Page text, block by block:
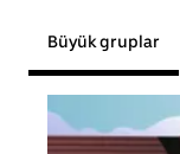
Büyük gruplar